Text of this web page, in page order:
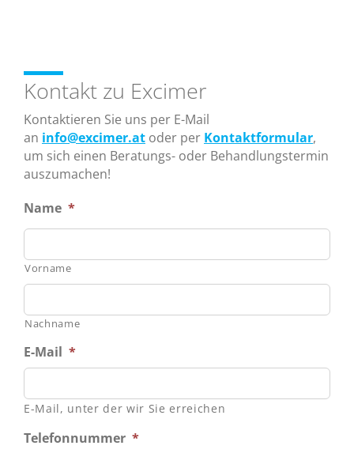
Kontakt zu Excimer
Kontaktieren Sie uns per E-Mail
an info@excimer.at oder per Kontaktformular,
um sich einen Beratungs- oder Behandlungstermin
auszumachen!
Name *
Vorname
Nachname
E-Mail *
E-Mail, unter der wir Sie erreichen
Telefonnummer *